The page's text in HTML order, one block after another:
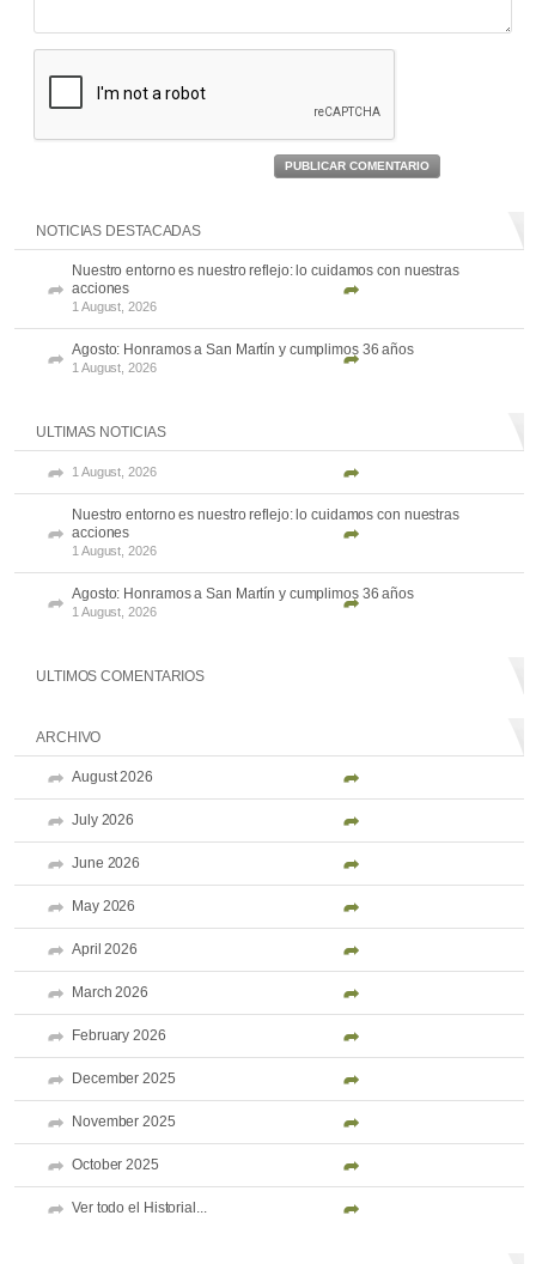
PUBLICAR COMENTARIO
NOTICIAS DESTACADAS
Nuestro entorno es nuestro reflejo: lo cuidamos con nuestras
acciones
1 August, 2026
Agosto: Honramos a San Martín y cumplimos 36 años
1 August, 2026
ULTIMAS NOTICIAS
1 August, 2026
Nuestro entorno es nuestro reflejo: lo cuidamos con nuestras
acciones
1 August, 2026
Agosto: Honramos a San Martín y cumplimos 36 años
1 August, 2026
ULTIMOS COMENTARIOS
ARCHIVO
August 2026
July 2026
June 2026
May 2026
April 2026
March 2026
February 2026
December 2025
November 2025
October 2025
Ver todo el Historial...